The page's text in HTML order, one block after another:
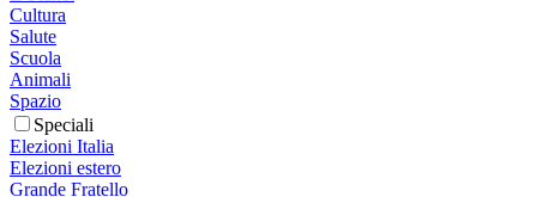
Cultura
Salute
Scuola
Animali
Spazio
Speciali
Elezioni Italia
Elezioni estero
Grande Fratello